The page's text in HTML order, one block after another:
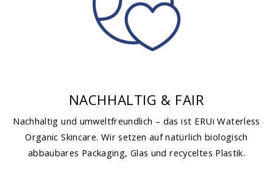
NACHHALTIG & FAIR
Nachhaltig und umweltfreundlich – das ist ERUi Waterless
Organic Skincare. Wir setzen auf natürlich biologisch
abbaubares Packaging, Glas und recyceltes Plastik.